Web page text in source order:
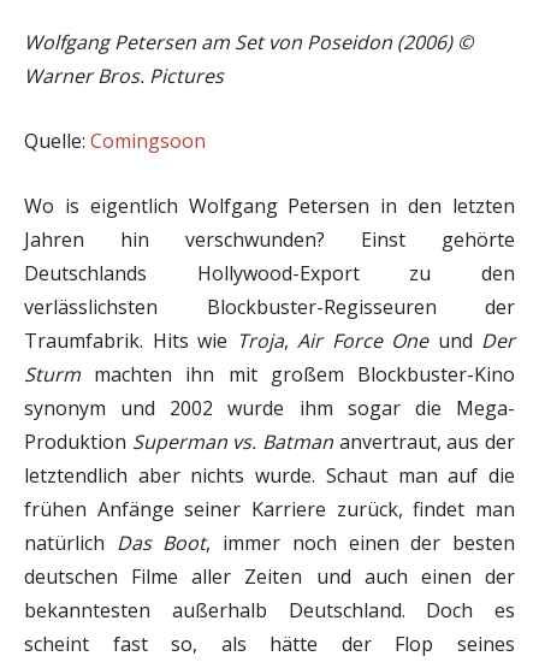
Wolfgang Petersen am Set von Poseidon (2006) ©
Warner Bros. Pictures
Quelle: Comingsoon
Wo is eigentlich Wolfgang Petersen in den letzten
Jahren hin verschwunden? Einst gehörte
Deutschlands Hollywood-Export zu den
verlässlichsten Blockbuster-Regisseuren der
Traumfabrik. Hits wie Troja, Air Force Oneund Der
Sturm machten ihn mit großem Blockbuster-Kino
synonym und 2002 wurde ihm sogar die Mega-
Produktion Superman vs. Batman anvertraut, aus der
letztendlich aber nichts wurde. Schaut man auf die
frühen Anfänge seiner Karriere zurück, findet man
natürlich Das Boot, immer noch einen der besten
deutschen Filme aller Zeiten und auch einen der
bekanntesten außerhalb Deutschland. Doch es
scheint fast so, als hätte der Flop seines